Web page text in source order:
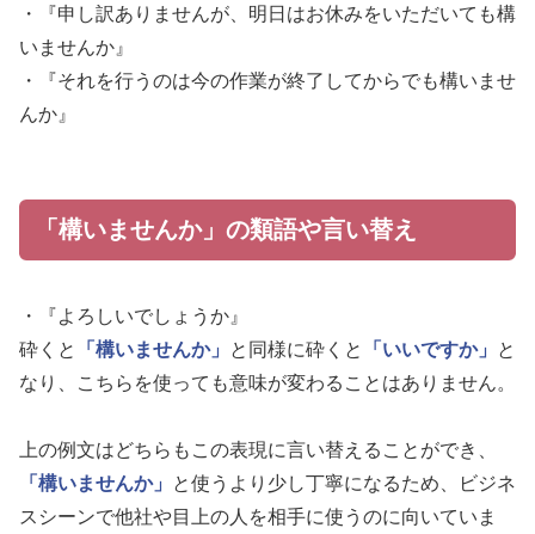
・『申し訳ありませんが、明日はお休みをいただいても構
いませんか』
・『それを行うのは今の作業が終了してからでも構いませ
んか』
「構いませんか」の類語や言い替え
・『よろしいでしょうか』
砕くと
「構いませんか」 と同様に砕くと 「いいですか」
と
なり、こちらを使っても意味が変わることはありません。
上の例文はどちらもこの表現に言い替えることができ、
「構いませんか」
と使うより少し丁寧になるため、ビジネ
スシーンで他社や目上の人を相手に使うのに向いていま